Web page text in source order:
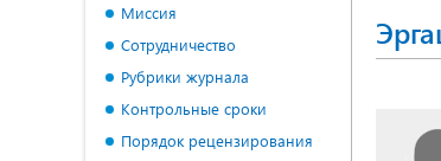
Миссия
Сотрудничество
Рубрики журнала
Контрольные сроки
Порядок рецензирования